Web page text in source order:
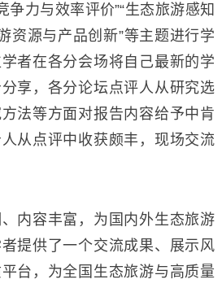
争力与效率评价”“生态旅游感知
资源与产品创新”等主题进行学
者在各分会场将自己最新的学
享，各分论坛点评人从研究选
法等方面对报告内容给予中肯
从点评中收获颇丰，现场交流
内容丰富，为国内外生态旅游
提供了一个交流成果、展示风
台，为全国生态旅游与高质量